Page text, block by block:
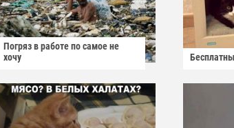
Погряз в работе по самое не
хочу